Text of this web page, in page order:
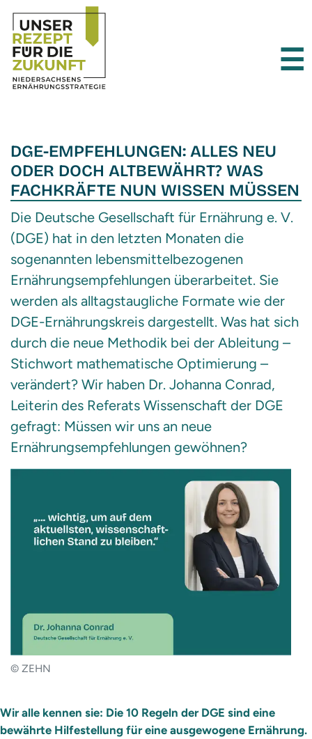
☰
DGE-EMPFEHLUNGEN: ALLES NEU
ODER DOCH ALTBEWÄHRT? WAS
FACHKRÄFTE NUN WISSEN MÜSSEN
Die Deutsche Gesellschaft für Ernährung e. V.
(DGE) hat in den letzten Monaten die
sogenannten lebensmittelbezogenen
Ernährungsempfehlungen überarbeitet. Sie
werden als alltagstaugliche Formate wie der
DGE-Ernährungskreis dargestellt. Was hat sich
durch die neue Methodik bei der Ableitung –
Stichwort mathematische Optimierung –
verändert? Wir haben Dr. Johanna Conrad,
Leiterin des Referats Wissenschaft der DGE
gefragt: Müssen wir uns an neue
Ernährungsempfehlungen gewöhnen?
© ZEHN
Wir alle kennen sie: Die 10 Regeln der DGE sind eine
bewährte Hilfestellung für eine ausgewogene Ernährung.